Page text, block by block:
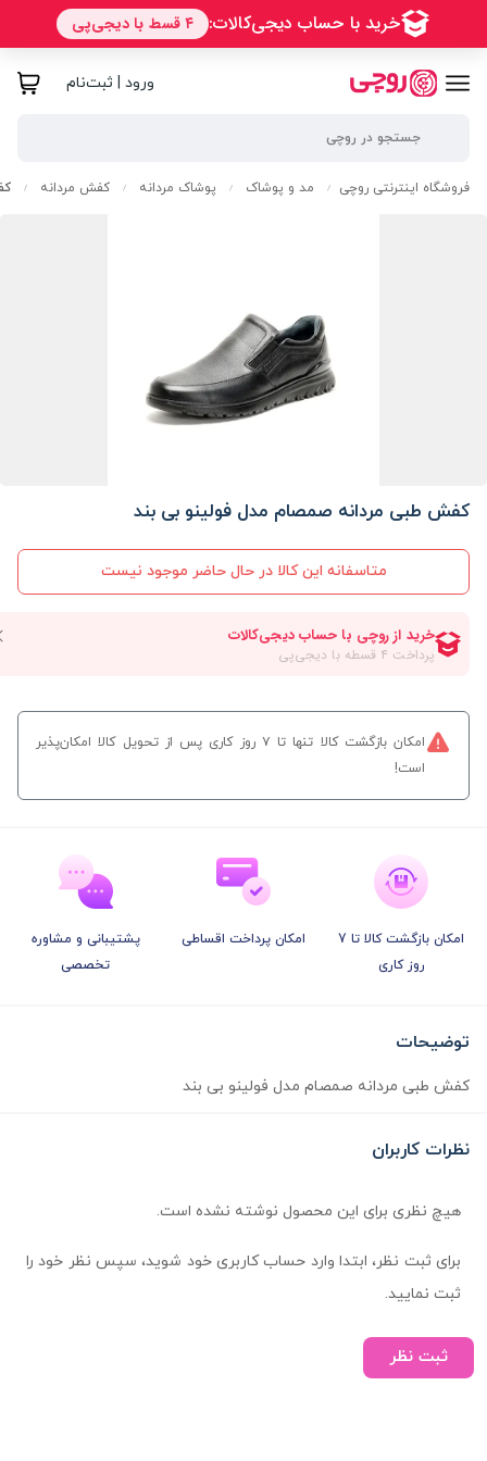
ورود | ثبت‌نام
فروشگاه اینترنتی روچی / مد و پوشاک / پوشاک مردانه / کفش مردانه /
کفش طبی مردانه صمصام مدل فولینو بی بند
متاسفانه این کالا در حال حاضر موجود نیست
امکان بازگشت کالا تنها تا ۷ روز کاری پس از تحویل کالا امکان‌پذیر
است!
امکان بازگشت کالا تا 7
روز کاری
امکان پرداخت اقساطی
پشتیبانی و مشاوره
تخصصی
توضیحات
کفش طبی مردانه صمصام مدل فولینو بی بند
نظرات کاربران
هیچ نظری برای این محصول نوشته نشده است.
برای ثبت نظر، ابتدا وارد حساب کاربری خود شوید، سپس نظر خود را
ثبت نمایید.
ثبت نظر